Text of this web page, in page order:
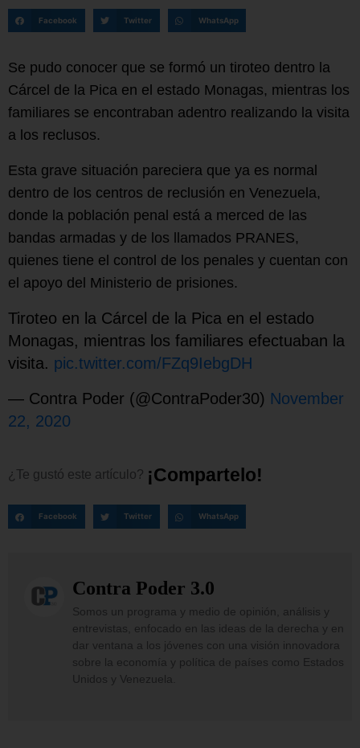
Facebook Twitter WhatsApp
Se pudo conocer que se formó un tiroteo dentro la
Cárcel de la Pica en el estado Monagas, mientras los
familiares se encontraban adentro realizando la visita
a los reclusos.
Esta grave situación pareciera que ya es normal
dentro de los centros de reclusión en Venezuela,
donde la población penal está a merced de las
bandas armadas y de los llamados PRANES,
quienes tiene el control de los penales y cuentan con
el apoyo del Ministerio de prisiones.
Tiroteo en la Cárcel de la Pica en el estado
Monagas, mientras los familiares efectuaban la
visita. pic.twitter.com/FZq9IebgDH
— Contra Poder (@ContraPoder30) November
22, 2020
¿Te gustó este artículo? ¡Comparte o!
Facebook Twitter WhatsApp
Contra Poder 3.0
Somos un programa y medio de opinión, análisis y
entrevistas, enfocado en las ideas de la derecha y en
dar ventana a los jóvenes con una visión innovadora
sobre la economía y política de países como Estados
Unidos y Venezuela.